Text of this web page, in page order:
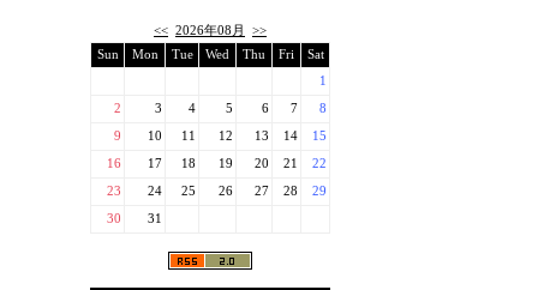
<< 2026年08月
>>
Sun
Mon Tue Wed Thu Fri
Sat
1
2 3 4 5 6 7 8
9 10 11 12 13 14 15
16 17 18 19 20 21 22
23 24 25 26 27 28 29
30 31